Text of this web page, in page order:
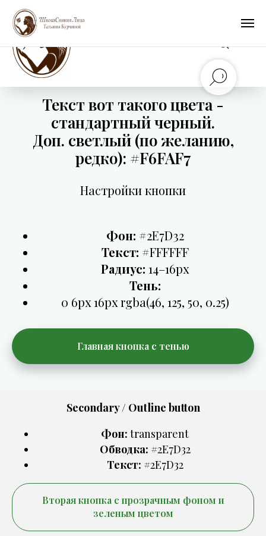
Текст вот такого цвета -
стандартный черный.
Доп. светлый (по желанию,
редко): #F6FAF7
Настройки кнопки
Фон: #2E7D32
Текст: #FFFFFF
Радиус: 14–16px
Тень:
0 6px 16px rgba(46, 125, 50, 0.25)
Главная кнопка с тенью
Secondary / Outline button
Фон: transparent
Обводка: #2E7D32
Текст: #2E7D32
Вторая кнопка с прозрачным фоном и
зеленым цветом